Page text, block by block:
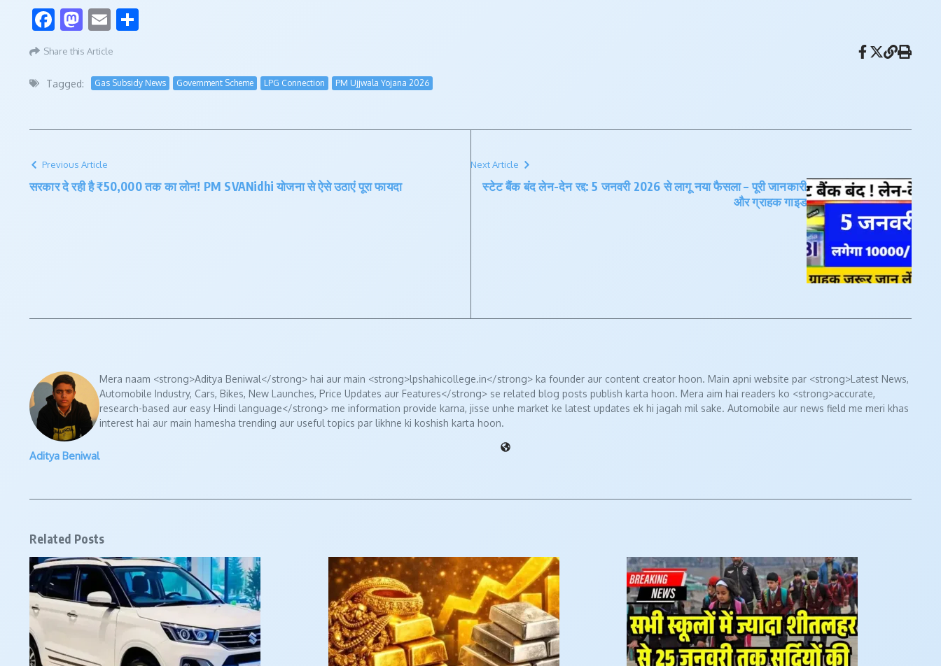
Facebook
Mastodon
Email
Share this Article
Tagged: Gas Subsidy News Government Scheme LPG Connection PM Ujjwala Yojana 2026
Previous Article
सरकार दे रही है ₹50,000 तक का लोन! PM SVANidhi योजना से ऐसे उठाएं पूरा फायदा
Next Article
स्टेट बैंक बंद लेन-देन रद्द: 5 जनवरी 2026 से लागू नया फैसला – पूरी जानकारी
और ग्राहक गाइड
Aditya Beniwal
Mera naam <strong>Aditya Beniwal</strong> hai aur main <strong>lpshahicollege.in</strong> ka founder aur content creator hoon. Main apni website par <strong>Latest News,
Automobile Industry, Cars, Bikes, New Launches, Price Updates aur Features</strong> se related blog posts publish karta hoon. Mera aim hai readers ko <strong>accurate,
research-based aur easy Hindi language</strong> me information provide karna, jisse unhe market ke latest updates ek hi jagah mil sake. Automobile aur news field me meri khas
interest hai aur main hamesha trending aur useful topics par likhne ki koshish karta hoon.
Related Posts